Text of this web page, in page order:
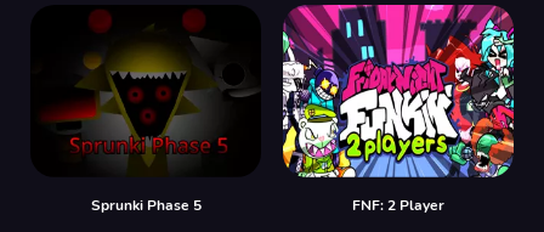
Sprunki Phase 5 FNF: 2 Player